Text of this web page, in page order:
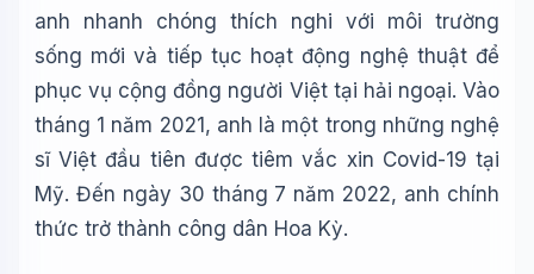
anh nhanh chóng thích nghi với môi trường
sống mới và tiếp tục hoạt động nghệ thuật để
phục vụ cộng đồng người Việt tại hải ngoại. Vào
tháng 1 năm 2021, anh là một trong những nghệ
sĩ Việt đầu tiên được tiêm vắc xin Covid-19 tại
Mỹ. Đến ngày 30 tháng 7 năm 2022, anh chính
thức trở thành công dân Hoa Kỳ.